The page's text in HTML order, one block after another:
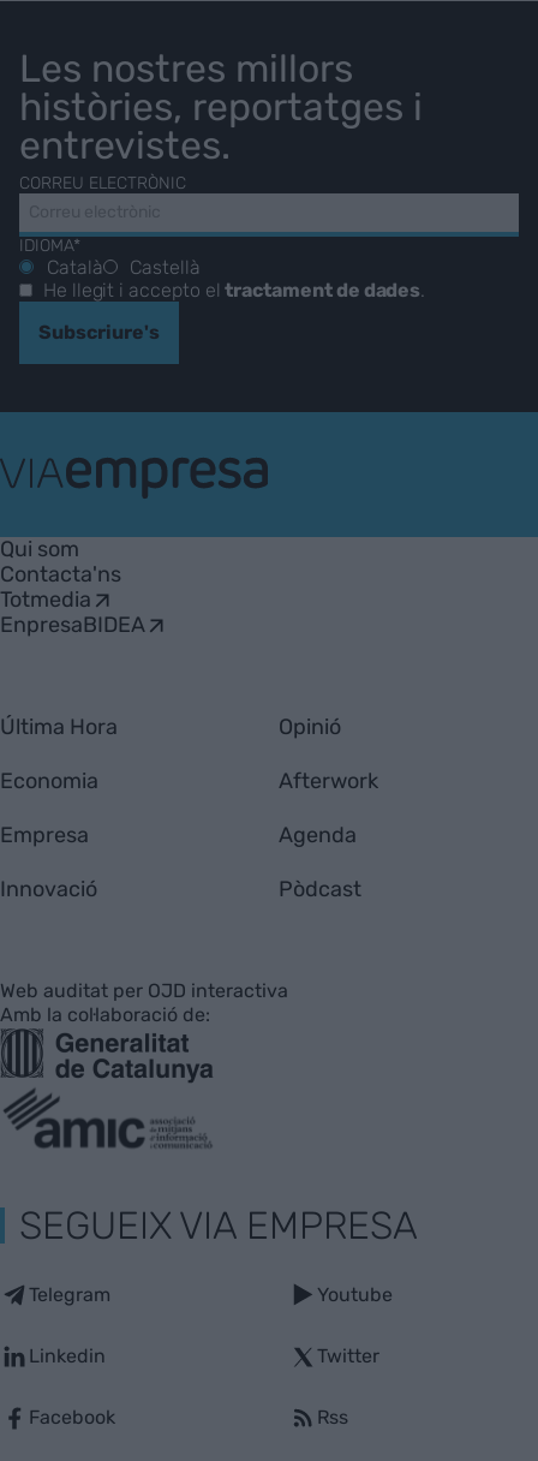
Les nostres millors
històries, reportatges i
entrevistes.
CORREU ELECTRÒNIC
IDIOMA*
Català
Castellà
He llegit i accepto eltractament de dades.
Subscriure's
Empresa
Qui som
Contacta'ns
Totmedia
EnpresaBIDEA
Última Hora
Economia
Empresa
Innovació
Opinió
Afterwork
Agenda
Pòdcast
Web auditat per OJD interactiva
Amb la col·laboració de:
SEGUEIX VIA EMPRESA
Telegram
Linkedin
Facebook
Youtube
Twitter
Rss